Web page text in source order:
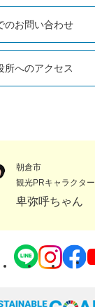
のお問い合わせ
所へのアクセス
朝倉市
観光PRキャラクター
卑弥呼ちゃん